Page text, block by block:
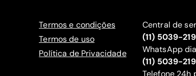
Termos e condições
Termos de uso
Política de Privacidade
Central de
(11) 5039-
WhatsApp
(11) 5039-
‍Telefone 24h